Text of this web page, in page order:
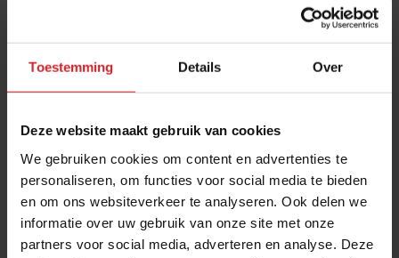
Toestemming Details Over
Deze website maakt gebruik van cookies
We gebruiken cookies om content en advertenties te
personaliseren, om functies voor social media te bieden
en om ons websiteverkeer te analyseren. Ook delen we
informatie over uw gebruik van onze site met onze
partners voor social media, adverteren en analyse. Deze
Zwart restaurant past zich aan bij tijdstip van
de dag